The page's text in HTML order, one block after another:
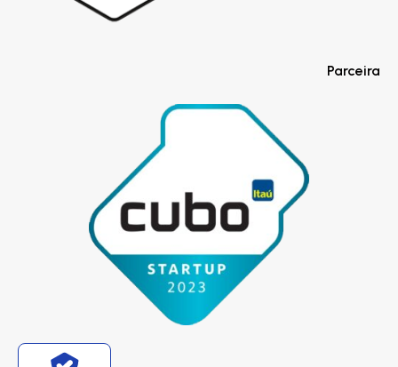
Parceira